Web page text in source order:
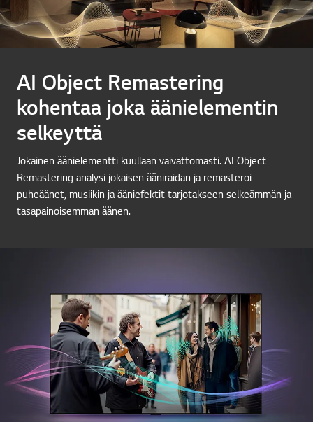
AI Object Remastering
kohentaa joka äänielementin
selkeyttä
Jokainen äänielementti kuullaan vaivattomasti. AI Object
Remastering analysi jokaisen ääniraidan ja remasteroi
puheäänet, musiikin ja ääniefektit tarjotakseen selkeämmän ja
tasapainoisemman äänen.